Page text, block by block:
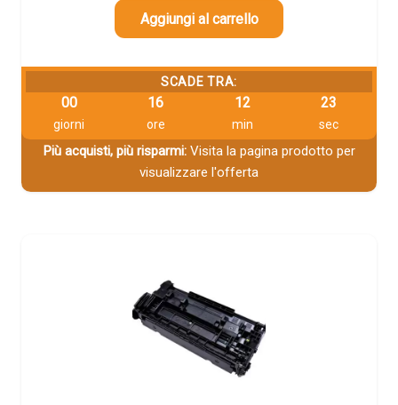
Aggiungi al carrello
SCADE TRA:
00
giorni
16
ore
12
min
23
sec
Più acquisti, più risparmi:Visita la pagina prodotto per
visualizzare l'offerta